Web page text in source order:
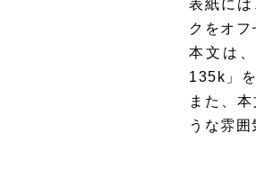
表紙に
クをオフ
本文は
135k」
また、
うな雰